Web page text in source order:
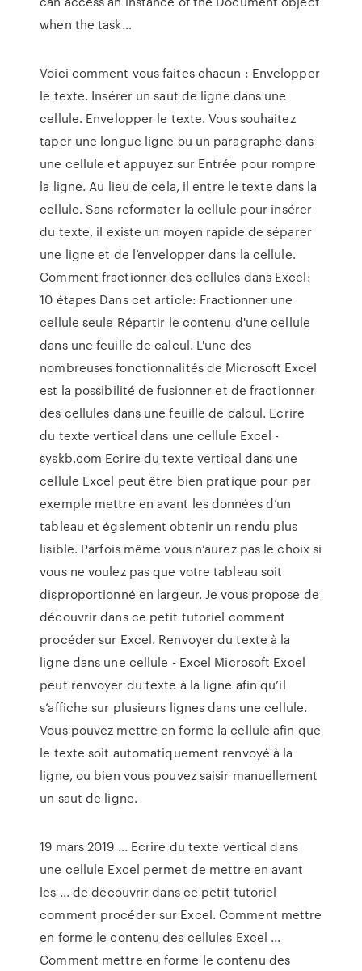
when the task…
Voici comment vous faites chacun : Envelopper
le texte. Insérer un saut de ligne dans une
cellule. Envelopper le texte. Vous souhaitez
taper une longue ligne ou un paragraphe dans
une cellule et appuyez sur Entrée pour rompre
la ligne. Au lieu de cela, il entre le texte dans la
cellule. Sans reformater la cellule pour insérer
du texte, il existe un moyen rapide de séparer
une ligne et de l’envelopper dans la cellule.
Comment fractionner des cellules dans Excel:
10 étapes Dans cet article: Fractionner une
cellule seule Répartir le contenu d'une cellule
dans une feuille de calcul. L'une des
nombreuses fonctionnalités de Microsoft Excel
est la possibilité de fusionner et de fractionner
des cellules dans une feuille de calcul. Ecrire
du texte vertical dans une cellule Excel -
syskb.com Ecrire du texte vertical dans une
cellule Excel peut être bien pratique pour par
exemple mettre en avant les données d’un
tableau et également obtenir un rendu plus
lisible. Parfois même vous n’aurez pas le choix si
vous ne voulez pas que votre tableau soit
disproportionné en largeur. Je vous propose de
découvrir dans ce petit tutoriel comment
procéder sur Excel. Renvoyer du texte à la
ligne dans une cellule - Excel Microsoft Excel
peut renvoyer du texte à la ligne afin qu’il
s’affiche sur plusieurs lignes dans une cellule.
Vous pouvez mettre en forme la cellule afin que
le texte soit automatiquement renvoyé à la
ligne, ou bien vous pouvez saisir manuellement
un saut de ligne.
19 mars 2019 ... Ecrire du texte vertical dans
une cellule Excel permet de mettre en avant
les ... de découvrir dans ce petit tutoriel
comment procéder sur Excel. Comment mettre
en forme le contenu des cellules Excel ...
Comment mettre en forme le contenu des